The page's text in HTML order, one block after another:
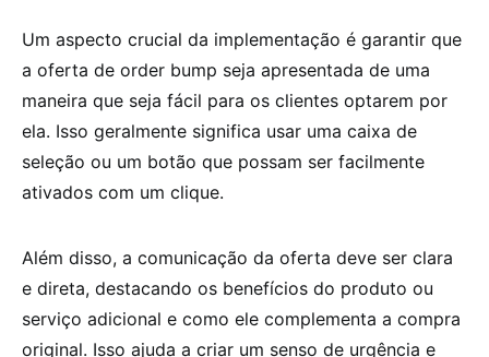
Um aspecto crucial da implementação é garantir que
a oferta de order bump seja apresentada de uma
maneira que seja fácil para os clientes optarem por
ela. Isso geralmente significa usar uma caixa de
seleção ou um botão que possam ser facilmente
ativados com um clique.
Além disso, a comunicação da oferta deve ser clara
e direta, destacando os benefícios do produto ou
serviço adicional e como ele complementa a compra
original. Isso ajuda a criar um senso de urgência e